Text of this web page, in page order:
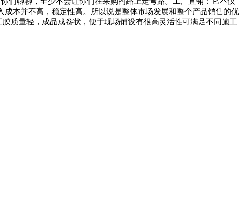
本并不高，稳定性高。所以说是整体市场发展和整个产品销售的优
质量轻，成品成卷状，便于现场铺设有很高灵活性可满足不同施工